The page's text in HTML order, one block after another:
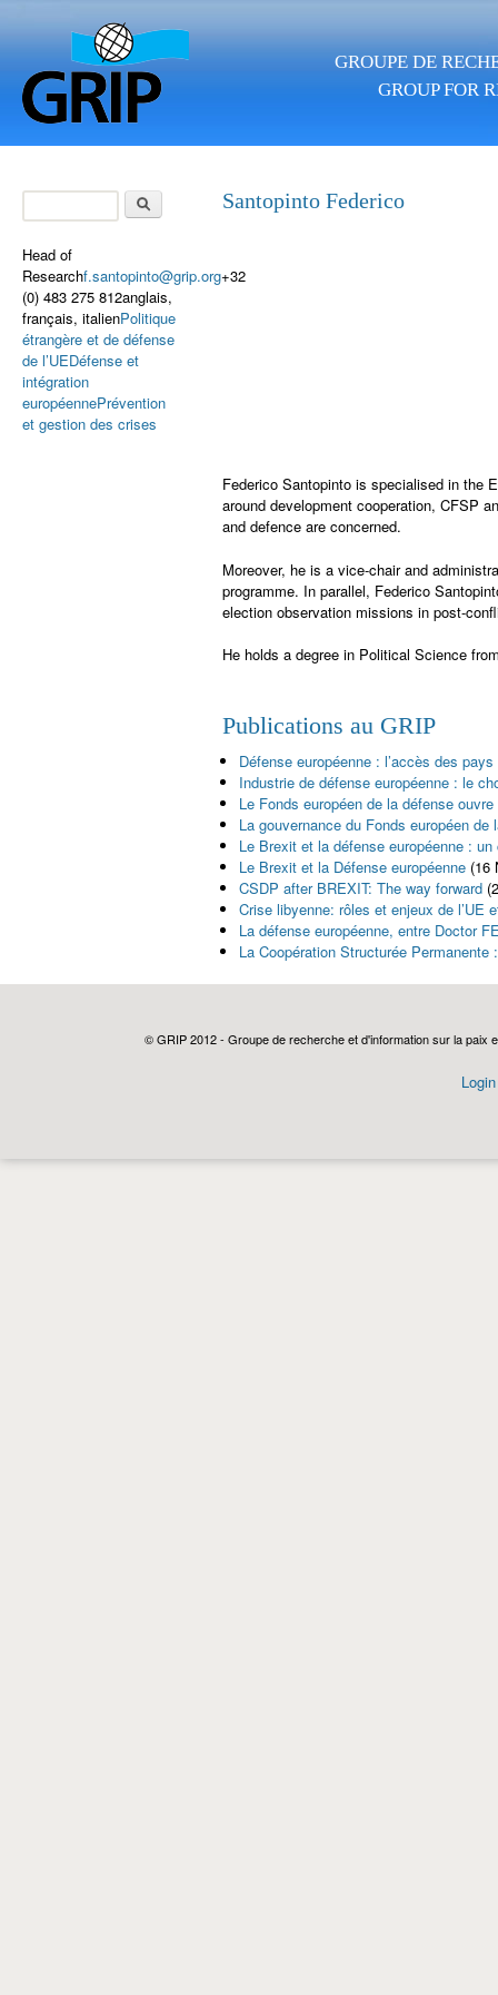
GROUPE DE
GROUP FOR
Santopinto Federico
Federico Santopinto is specialised in the
around development cooperation, CFSP
and defence are concerned.
Moreover, he is a vice-chair and
programme. In parallel, Federico
election observation missions in post-
He holds a degree in Political Science
Publications au GRIP
Défense européenne : l’accès des
Industrie de défense européenne : le
Le Fonds européen de la défense
La gouvernance du Fonds européen
Le Brexit et la défense européenne : un
Le Brexit et la Défense européenne (16
CSDP after BREXIT: The way forward
Crise libyenne: rôles et enjeux de l’UE
La défense européenne, entre Doctor
La Coopération Structurée
Search form
Head of
Researchf.santopinto@grip.org+32
(0) 483 275 812anglais,
français, italienPolitique
étrangère et de défense
de l’UEDéfense et
intégration
européennePrévention
et gestion des crises
© GRIP 2012 - Groupe de recherche et d'information sur la paix
Login